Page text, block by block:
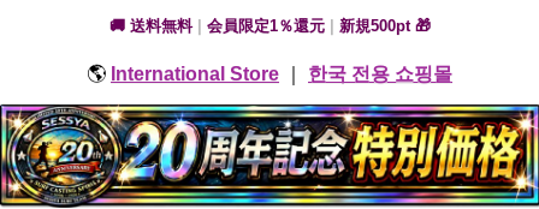
🚚 送料無料 会員限定1％還元 新規500pt 🎁
🌎 International Store 한국 전용 쇼핑몰